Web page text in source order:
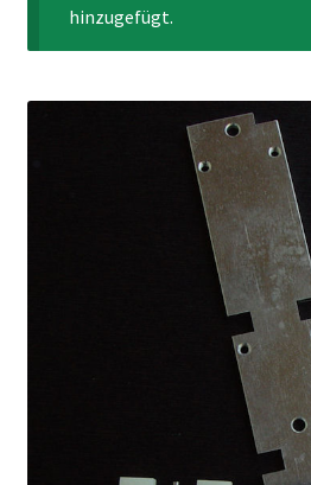
Bestellliste
hinzugefügt.